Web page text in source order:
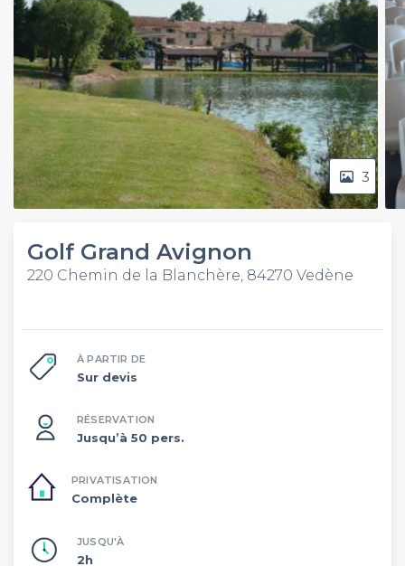
3
Golf Grand Avignon
220 Chemin de la Blanchère, 84270 Vedène
À PARTIR DE
Sur devis
RÉSERVATION
Jusqu’à 50 pers.
PRIVATISATION
Complète
JUSQU'À
2h